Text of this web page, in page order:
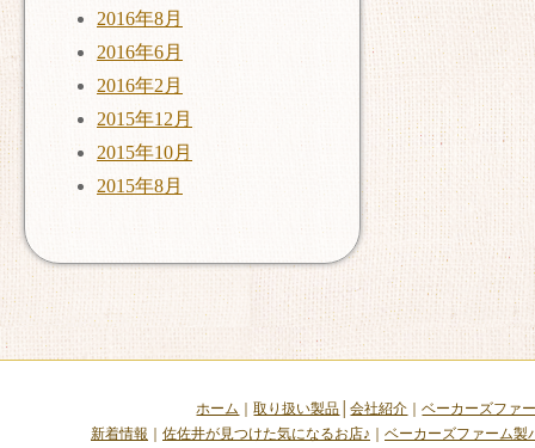
2016年8月
2016年6月
2016年2月
2015年12月
2015年10月
2015年8月
ホーム ｜取り扱い製品 │会社紹介 ｜ベーカーズファ
新着情報
佐佐井が見つけた気になるお店♪
ベーカーズファーム製